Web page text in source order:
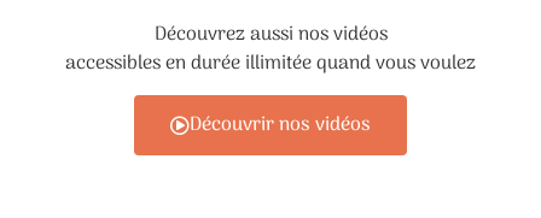
Découvrez aussi nos vidéos
accessibles en durée illimitée quand vous voulez
Découvrir nos vidéos